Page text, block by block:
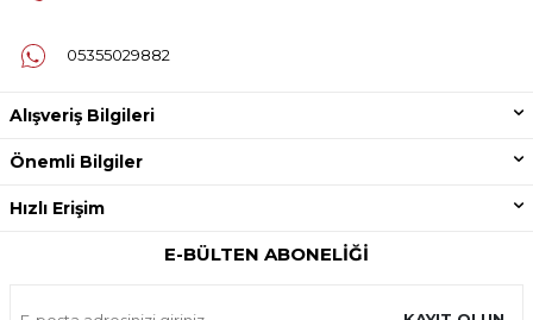
05355029882
Alışveriş Bilgileri
Önemli Bilgiler
Hızlı Erişim
E-BÜLTEN ABONELIĞI